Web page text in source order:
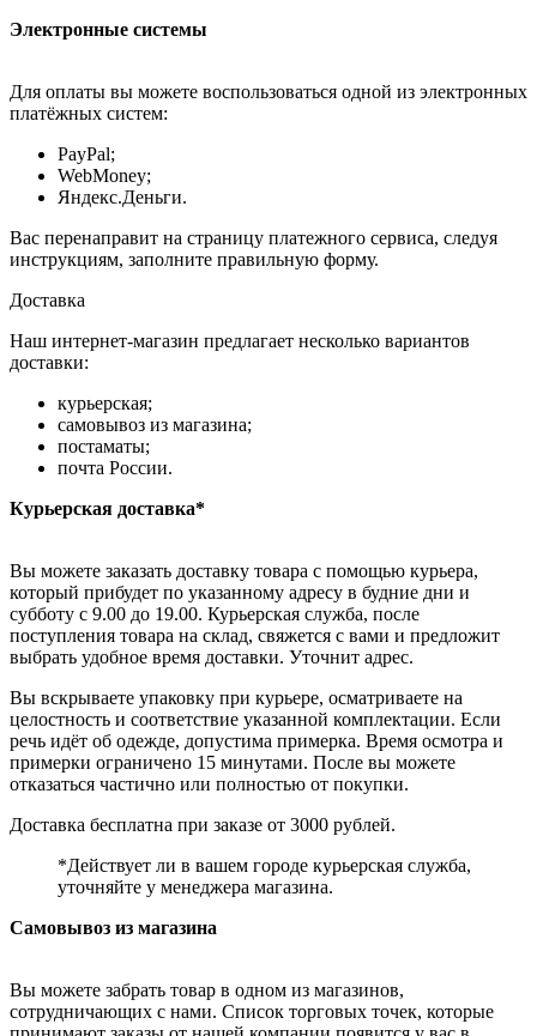
Электронные системы
Для оплаты вы можете воспользоваться одной из электронных
платёжных систем:
PayPal;
WebMoney;
Яндекс.Деньги.
Вас перенаправит на страницу платежного сервиса, следуя
инструкциям, заполните правильную форму.
Доставка
Наш интернет-магазин предлагает несколько вариантов
доставки:
курьерская;
самовывоз из магазина;
постаматы;
почта России.
Курьерская доставка*
Вы можете заказать доставку товара с помощью курьера,
который прибудет по указанному адресу в будние дни и
субботу с 9.00 до 19.00. Курьерская служба, после
поступления товара на склад, свяжется с вами и предложит
выбрать удобное время доставки. Уточнит адрес.
Вы вскрываете упаковку при курьере, осматриваете на
целостность и соответствие указанной комплектации. Если
речь идёт об одежде, допустима примерка. Время осмотра и
примерки ограничено 15 минутами. После вы можете
отказаться частично или полностью от покупки.
Доставка бесплатна при заказе от 3000 рублей.
*Действует ли в вашем городе курьерская служба,
уточняйте у менеджера магазина.
Самовывоз из магазина
Вы можете забрать товар в одном из магазинов,
сотрудничающих с нами. Список торговых точек, которые